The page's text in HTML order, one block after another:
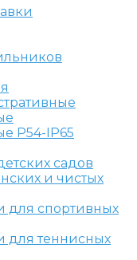
P54-IP65
садов
и чистых
для спортивных
для теннисных